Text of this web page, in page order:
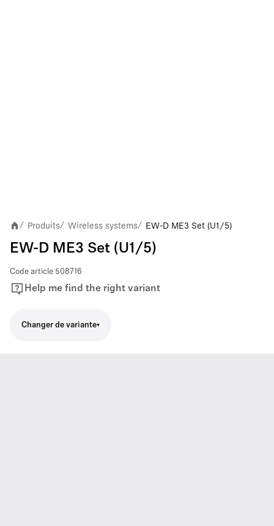
/ Produits/ Wireless systems/ EW-D ME3 Set (U1/5)
EW-D ME3 Set (U1/5)
Code article 508716
Help me find the right variant
Changer de variante